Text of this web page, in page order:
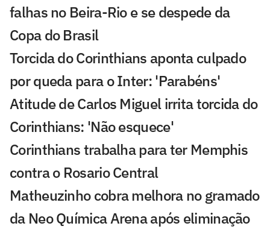
falhas no Beira-Rio e se despede da
Copa do Brasil
Torcida do Corinthians aponta culpado
por queda para o Inter: 'Parabéns'
Atitude de Carlos Miguel irrita torcida do
Corinthians: 'Não esquece'
Corinthians trabalha para ter Memphis
contra o Rosario Central
Matheuzinho cobra melhora no gramado
da Neo Química Arena após eliminação